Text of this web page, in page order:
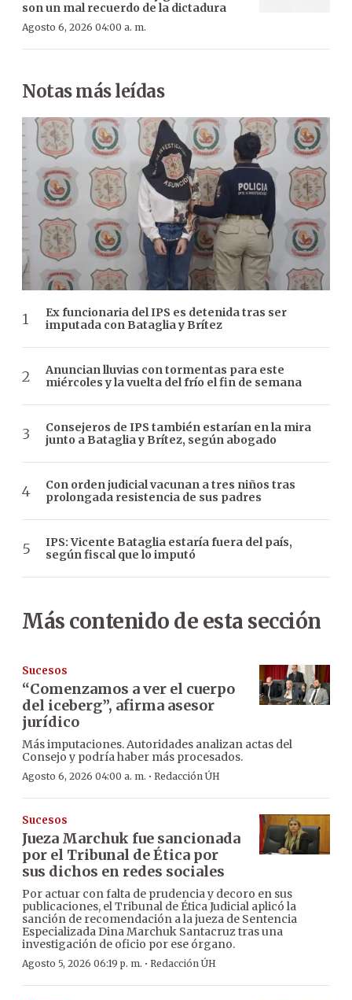
son un mal recuerdo de la dictadura
Agosto 6, 2026 04:00 a. m.
Notas más leídas
Ex funcionaria del IPS es detenida tras ser
imputada con Bataglia y Brítez
Anuncian lluvias con tormentas para este
miércoles y la vuelta del frío el fin de semana
Consejeros de IPS también estarían en la mira
junto a Bataglia y Brítez, según abogado
Con orden judicial vacunan a tres niños tras
prolongada resistencia de sus padres
IPS: Vicente Bataglia estaría fuera del país,
según fiscal que lo imputó
Más contenido de esta sección
Sucesos
“Comenzamos a ver el cuerpo
del iceberg”, afirma asesor
jurídico
Más imputaciones. Autoridades analizan actas del
Consejo y podría haber más procesados.
Agosto 6, 2026 04:00 a. m. · Redacción ÚH
Sucesos
Jueza Marchuk fue sancionada
por el Tribunal de Ética por
sus dichos en redes sociales
Por actuar con falta de prudencia y decoro en sus
publicaciones, el Tribunal de Ética Judicial aplicó la
sanción de recomendación a la jueza de Sentencia
Especializada Dina Marchuk Santacruz tras una
investigación de oficio por ese órgano.
Agosto 5, 2026 06:19 p. m. · Redacción ÚH